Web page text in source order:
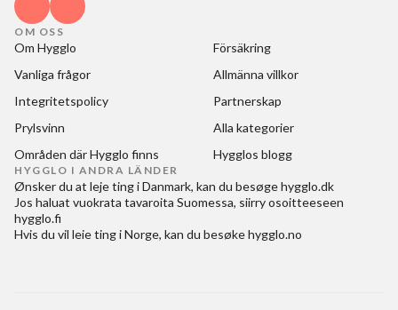
OM OSS
Om Hygglo
Försäkring
Vanliga frågor
Allmänna villkor
Integritetspolicy
Partnerskap
Prylsvinn
Alla kategorier
Områden där Hygglo finns
Hygglos blogg
HYGGLO I ANDRA LÄNDER
Ønsker du at leje ting i Danmark, kan du besøgehygglo.dk
Jos haluat vuokrata tavaroita Suomessa, siirry osoitteeseen
hygglo.fi
Hvis du vil leie ting i Norge, kan du besøkehygglo.no